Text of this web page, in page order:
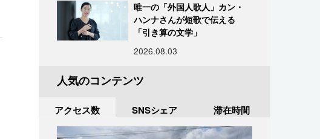
唯一の「外国人歌人」カン・
ハンナさんが短歌で伝える
「引き算の文学」
2026.08.03
人気のコンテンツ
アクセス数 SNSシェア 滞在時間